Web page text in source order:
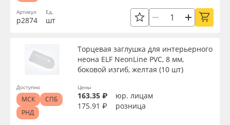
Артикул
р2874
Ед.
шт
Торцевая заглушка для интерьерного
неона ELF NeonLine PVC, 8 мм,
боковой изгиб, желтая (10 шт)
Цены
163.35 ₽
юр. лицам
175.91 ₽
розница
Доступно
МСК
СПБ
РНД